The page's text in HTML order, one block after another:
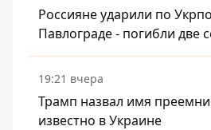
Россияне ударили по
Павлограде - погибли две
19:21 вчера
Трамп назвал имя
известно в Украине